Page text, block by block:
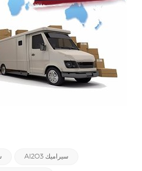
Al2O3 سيراميك